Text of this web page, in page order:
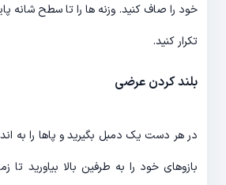
خود را صاف کنید. وزنه ها را تا سطح شانه
تکرار کنید.
بلند کردن عرضی
در هر دست یک دمبل بگیرید و پاها را به
بازوهای خود را به طرفین بالا بیاورید تا